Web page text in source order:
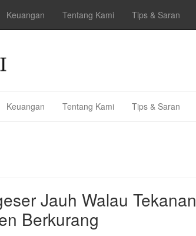
Keuangan Tentang Kami Tips & Saran
Keuangan Tentang Kami Tips & Saran
Jauh Walau Tekanan
Berkurang